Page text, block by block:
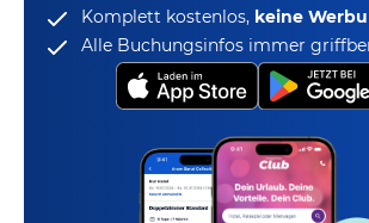
Komplett kostenlos, keine
Alle Buchungsinfos immer